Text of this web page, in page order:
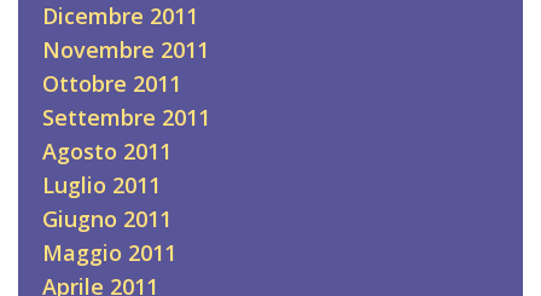
Dicembre 2011
Novembre 2011
Ottobre 2011
Settembre 2011
Agosto 2011
Luglio 2011
Giugno 2011
Maggio 2011
Aprile 2011